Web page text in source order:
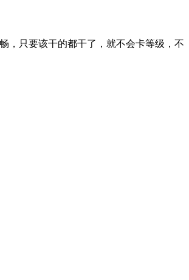
，只要该干的都干了，就不会卡等级，不